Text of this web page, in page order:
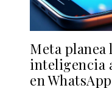
Meta
inteligencia
en